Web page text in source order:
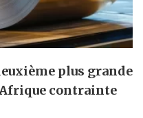
plus grande
contrainte